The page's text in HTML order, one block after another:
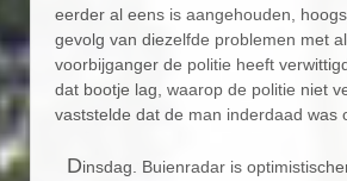
eerder al eens is aangehouden,
gevolg van diezelfde problemen met
voorbijganger de politie heeft
dat bootje lag, waarop de politie niet
vaststelde dat de man inderdaad was
Dinsdag. Buienradar is